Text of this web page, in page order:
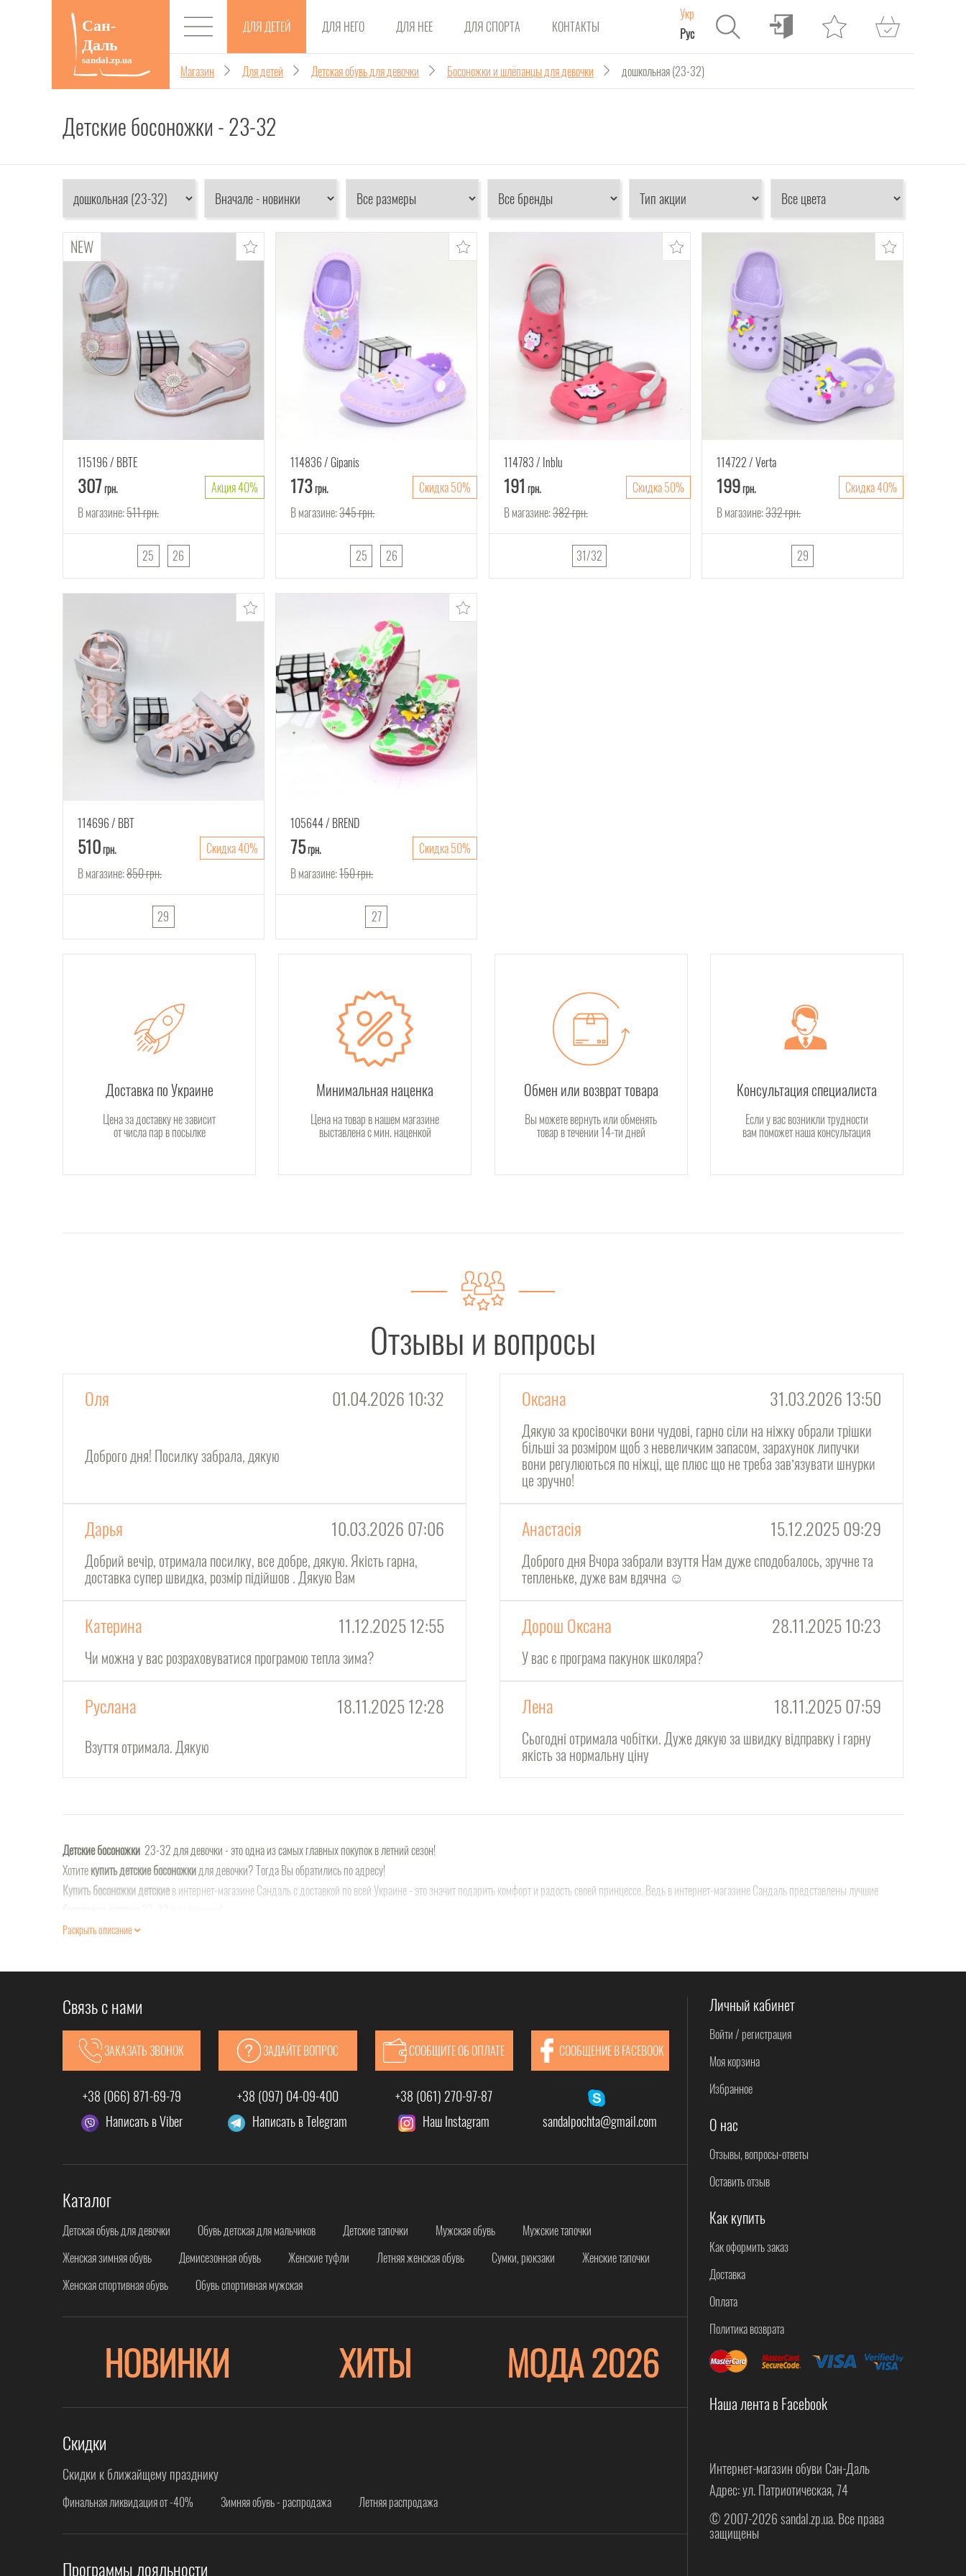
ДЛЯ ДЕТЕЙ ДЛЯ НЕГО ДЛЯ НЕЕ ДЛЯ СПОРТА КОНТАКТЫ
Укр
Рус
Магазин Для детей Детская обувь для девочки Босоножки и шлёпанцы для девочки дошкольная (23-32)
Детские босоножки - 23-32
115196 ВВТЕ
307грн.
Акция 40%
В магазине:511грн.
25 26
114836 Gipanis
173грн.
Скидка 50%
В магазине:345грн.
25 26
114783 Inblu
191 грн.
Скидка 50%
В магазине:382грн.
31/32
114722 Verta
199грн.
Скидка 40%
В магазине:332грн.
29
114696 ВВТ
510грн.
Скидка 40%
В магазине:850грн.
29
105644 BREND
75грн.
Скидка 50%
В магазине:150грн.
27
Доставка по Украине
Цена за доставку не зависит
от числа пар в посылке
Минимальная наценка
Цена на товар в нашем магазине
выставлена с мин. наценкой
Обмен или возврат товара
Вы можете вернуть или обменять
товар в течении 14-ти дней
Консультация специалиста
Если у вас возникли трудности
вам поможет наша консультация
Отзывы и вопросы
Оля 01.04.2026 10:32
Доброго дня! Посилку забрала, дякую
Оксана 31.03.2026 13:50
Дякую за кросівочки вони чудові, гарно сіли на ніжку обрали трішки
більші за розміром щоб з невеличким запасом, зарахунок липучки
вони регулюються по ніжці, ще плюс що не треба завʼязувати шнурки
це зручно!
Дарья 10.03.2026 07:06
Добрий вечір, отримала посилку, все добре, дякую. Якість гарна,
доставка супер швидка, розмір підійшов . Дякую Вам
Анастасія 15.12.2025 09:29
Доброго дня Вчора забрали взуття Нам дуже сподобалось, зручне та
тепленьке, дуже вам вдячна ☺️
Катерина 11.12.2025 12:55
Чи можна у вас розраховуватися програмою тепла зима?
Дорош Оксана 28.11.2025 10:23
У вас є програма пакунок школяра?
Руслана 18.11.2025 12:28
Взуття отримала. Дякую
Лена 18.11.2025 07:59
Сьогодні отримала чобітки. Дуже дякую за швидку відправку і гарну
якість за нормальну ціну
Детские босоножки 23-32 для девочки - это одна из самых главных покупок в летний сезон!
Хотитекупить детские босоножкидля девочки? Тогда Вы обратились по адресу!
Купить босоножки детскиев интернет-магазине Сандаль с доставкой по всей Украине - это значит подарить комфорт и радость своей принцессе. Ведь в интернет-магазине Сандаль представлены лучшие
Раскрыть описание
Связь с нами
ЗАКАЗАТЬ ЗВОНОК ЗАДАЙТЕ ВОПРОС СООБЩИТЕ ОБ ОПЛАТЕ СООБЩЕНИЕ В FACEBOOK
+38 (066) 871-69-79 +38 (097) 04-09-400
+38 (061) 270-97-87
Написать в Viber
Написать в Telegram Наш Instagram sandalpochta@gmail.com
Каталог
Детская обувь для девочки Обувь детская для мальчиков Детские тапочки Мужская обувь
Мужские тапочки
Женская зимняя обувь
Демисезонная обувь Женские туфли Летняя женская обувь Сумки, рюкзаки
Женские тапочки
Женская спортивная обувь
Обувь спортивная мужская
НОВИНКИ ХИТЫ МОДА 2026
Скидки
Скидки к ближайщему празднику
Финальная ликвидация от -40% Зимняя обувь - распродажа Летняя распродажа
Программы лояльности
Личный кабинет
Войти / регистрация
Моя корзина
Избранное
О нас
Отзывы, вопросы-ответы
Оставить отзыв
Как купить
Как оформить заказ
Доставка
Оплата
Политика возврата
Наша лента в Facebook
Интернет-магазин обуви Сан-Даль
Адрес: ул. Патриотическая, 74
© 2007-2026 sandal.zp.ua. Все права
защищены